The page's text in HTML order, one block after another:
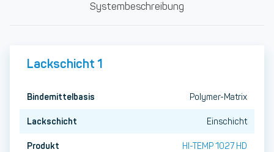
Systembeschreibung
Lackschicht 1
Bindemittelbasis Polymer-Matrix
Lackschicht Einschicht
Produkt HI-TEMP 1027 HD